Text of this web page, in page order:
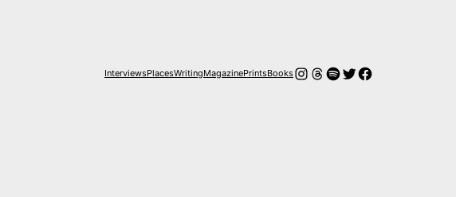
InterviewsPlacesWritingMagazinePrintsBooksInstagram
Threads
Spotify
Twitter
Facebook